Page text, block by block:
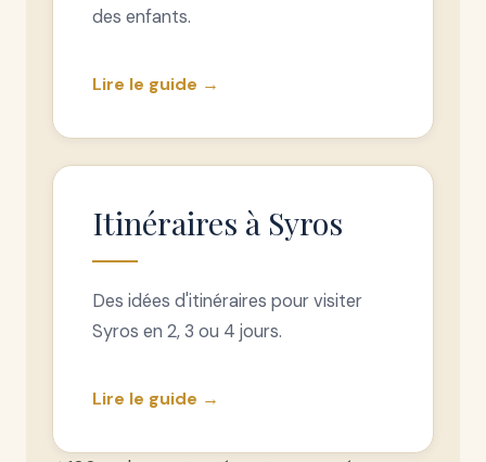
des enfants.
Lire le guide →
Itinéraires à Syros
Des idées d'itinéraires pour visiter
Syros en 2, 3 ou 4 jours.
Lire le guide →